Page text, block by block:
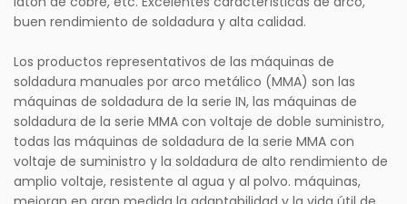
buen rendimiento de soldadura y alta calidad.
Los productos representativos de las máquinas de
soldadura manuales por arco metálico (MMA) son las
máquinas de soldadura de la serie IN, las máquinas de
soldadura de la serie MMA con voltaje de doble suministro,
todas las máquinas de soldadura de la serie MMA con
voltaje de suministro y la soldadura de alto rendimiento de
amplio voltaje, resistente al agua y al polvo. máquinas,